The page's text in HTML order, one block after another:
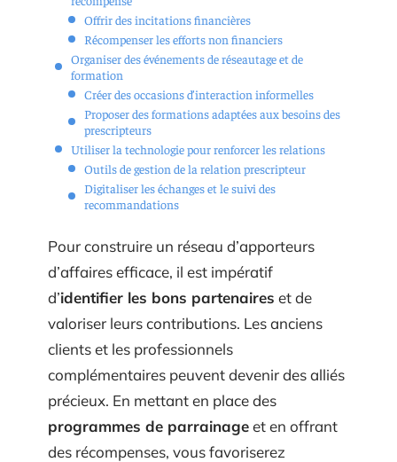
Offrir des incitations financières
Récompenser les efforts non financiers
Organiser des événements de réseautage et de
formation
Créer des occasions d’interaction informelles
Proposer des formations adaptées aux besoins des
prescripteurs
Utiliser la technologie pour renforcer les relations
Outils de gestion de la relation prescripteur
Digitaliser les échanges et le suivi des
recommandations
Pour construire un réseau d’apporteurs
d’affaires efficace, il est impératif
d’identifier les bons partenaires et de
valoriser leurs contributions. Les anciens
clients et les professionnels
complémentaires peuvent devenir des alliés
précieux. En mettant en place des
programmes de parrainageet en offrant
des récompenses, vous favoriserez